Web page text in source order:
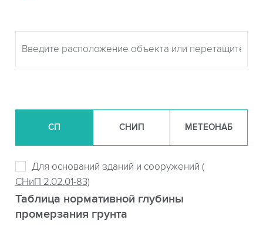
СП СНИП МЕТЕОНАБ
Для оснований зданий и сооружений (
СНиП 2.02.01-83)
Таблица нормативной глубины
промерзания грунта